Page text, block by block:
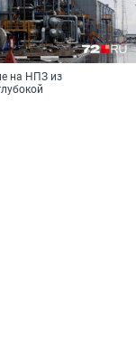
на НПЗ из